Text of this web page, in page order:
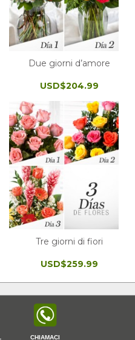
Due giorni d’amore
USD$204.99
Tre giorni di fiori
USD$259.99
CHIAMACI